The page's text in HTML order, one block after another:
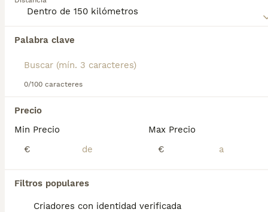
Palabra clave
0/100 caracteres
Precio
Min Precio
€
Max Precio
€
Filtros populares
Criadores con identidad verificada
Si deseas exactamente esta búsqueda guarda tu
Chihuahua en venta
Bichón Maltés en venta
Pomerania en venta
Caniche Toy en venta